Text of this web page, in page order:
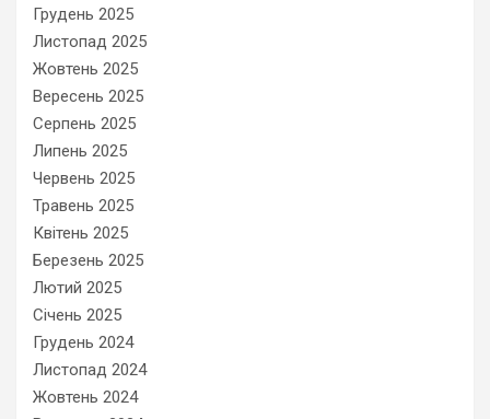
Грудень 2025
Листопад 2025
Жовтень 2025
Вересень 2025
Серпень 2025
Липень 2025
Червень 2025
Травень 2025
Квітень 2025
Березень 2025
Лютий 2025
Січень 2025
Грудень 2024
Листопад 2024
Жовтень 2024